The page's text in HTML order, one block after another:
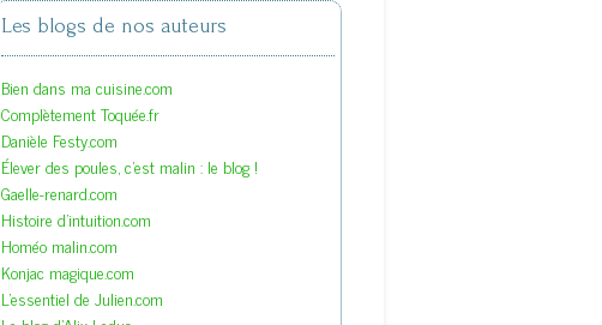
Les blogs de nos auteurs
Bien dans ma cuisine.com
Complètement Toquée.fr
Danièle Festy.com
Élever des poules, c'est malin : le blog !
Gaelle-renard.com
Histoire d'intuition.com
Homéo malin.com
Konjac magique.com
L'essentiel de Julien.com